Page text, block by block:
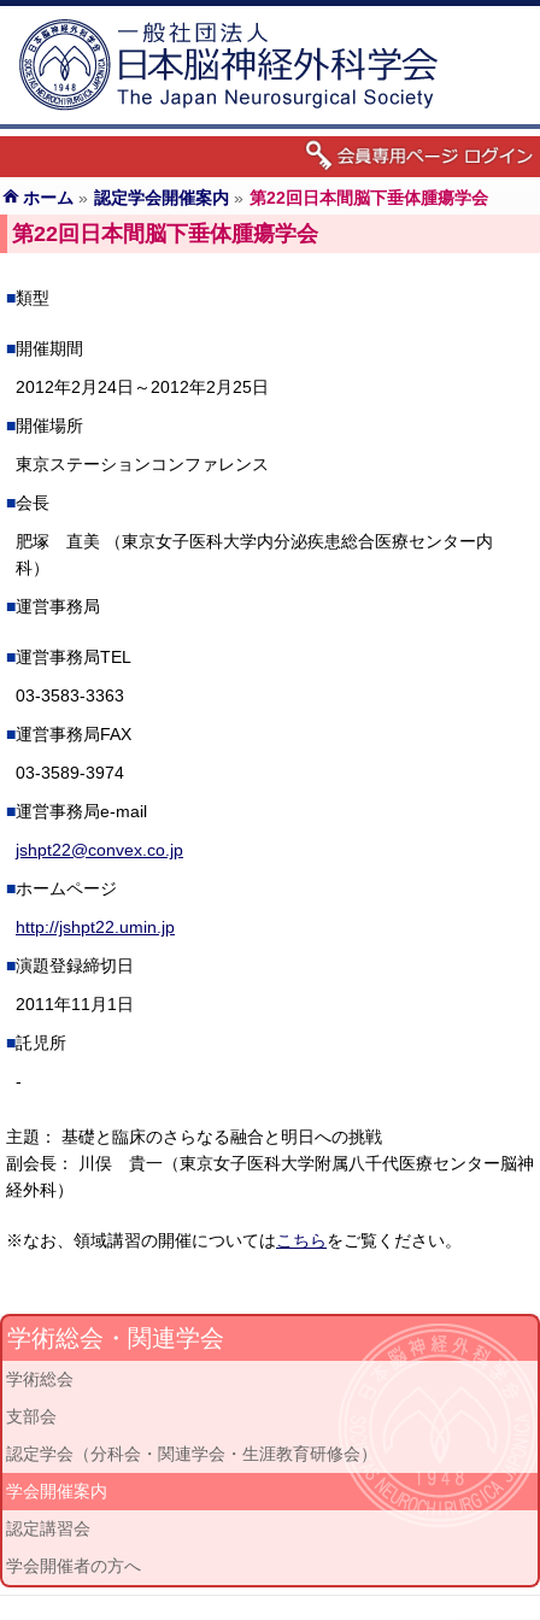
ホーム » 認定学会開催案内 » 第22回日本間脳下垂体腫瘍学会
第22回日本間脳下垂体腫瘍学会
類型
開催期間
2012年2月24日～2012年2月25日
開催場所
東京ステーションコンファレンス
会長
肥塚 直美 （東京女子医科大学内分泌疾患総合医療センター内
科）
運営事務局
運営事務局TEL
03-3583-3363
運営事務局FAX
03-3589-3974
運営事務局e-mail
jshpt22@convex.co.jp
ホームページ
http://jshpt22.umin.jp
演題登録締切日
2011年11月1日
託児所
-
主題： 基礎と臨床のさらなる融合と明日への挑戦
副会長： 川俣 貴一（東京女子医科大学附属八千代医療センター脳神
経外科）
※なお、領域講習の開催についてはこちらをご覧ください。
学術総会・関連学会
学術総会
支部会
認定学会（分科会・関連学会・生涯教育研修会）
学会開催案内
認定講習会
学会開催者の方へ